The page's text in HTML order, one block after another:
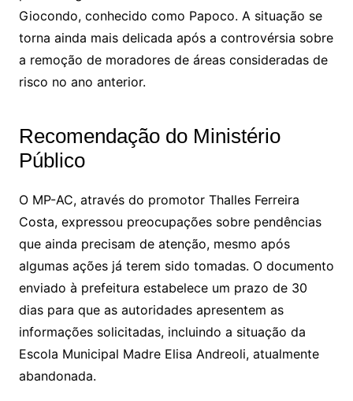
Giocondo, conhecido como Papoco. A situação se
torna ainda mais delicada após a controvérsia sobre
a remoção de moradores de áreas consideradas de
risco no ano anterior.
Recomendação do Ministério
Público
O MP-AC, através do promotor Thalles Ferreira
Costa, expressou preocupações sobre pendências
que ainda precisam de atenção, mesmo após
algumas ações já terem sido tomadas. O documento
enviado à prefeitura estabelece um prazo de 30
dias para que as autoridades apresentem as
informações solicitadas, incluindo a situação da
Escola Municipal Madre Elisa Andreoli, atualmente
abandonada.